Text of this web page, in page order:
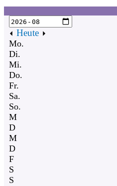
Heute
Mo.
Di.
Mi.
Do.
Fr.
Sa.
So.
M
D
M
D
F
S
S